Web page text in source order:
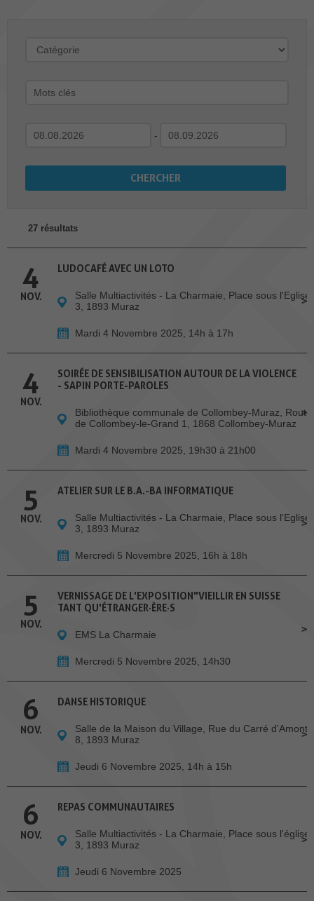
-
27 résultats
4
NOV.
LUDOCAFÉ AVEC UN LOTO
Salle Multiactivités - La Charmaie, Place sous l'Eglise
3, 1893 Muraz
Mardi 4 Novembre 2025, 14h à 17h
4
NOV.
SOIRÉE DE SENSIBILISATION AUTOUR DE LA VIOLENCE
- SAPIN PORTE-PAROLES
Bibliothèque communale de Collombey-Muraz, Route
de Collombey-le-Grand 1, 1868 Collombey-Muraz
Mardi 4 Novembre 2025, 19h30 à 21h00
5
NOV.
ATELIER SUR LE B.A.-BA INFORMATIQUE
Salle Multiactivités - La Charmaie, Place sous l'Eglise
3, 1893 Muraz
Mercredi 5 Novembre 2025, 16h à 18h
5
NOV.
VERNISSAGE DE L'EXPOSITION"VIEILLIR EN SUISSE
TANT QU'ÉTRANGER·ÈRE·S
EMS La Charmaie
Mercredi 5 Novembre 2025, 14h30
6
NOV.
DANSE HISTORIQUE
Salle de la Maison du Village, Rue du Carré d'Amont
8, 1893 Muraz
Jeudi 6 Novembre 2025, 14h à 15h
6
NOV.
REPAS COMMUNAUTAIRES
Salle Multiactivités - La Charmaie, Place sous l'église
3, 1893 Muraz
Jeudi 6 Novembre 2025